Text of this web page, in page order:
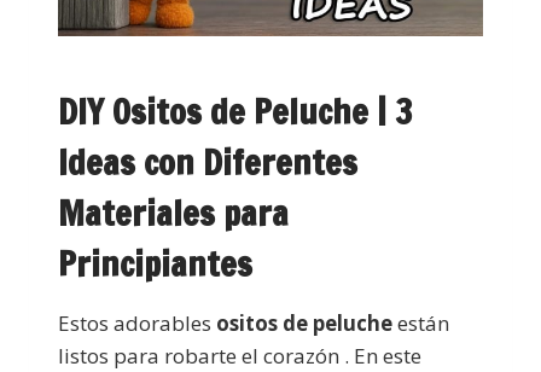
DIY Ositos de Peluche | 3
Ideas con Diferentes
Materiales para
Principiantes
Estos adorables ositos de pelucheestán
listos para robarte el corazón . En este